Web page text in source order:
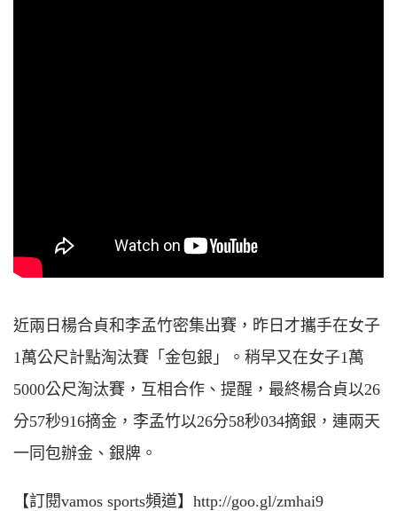
近兩日楊合貞和李孟竹密集出賽，昨日才攜手在女子
1萬公尺計點淘汰賽「金包銀」。稍早又在女子1萬
5000公尺淘汰賽，互相合作、提醒，最終楊合貞以26
分57秒916摘金，李孟竹以26分58秒034摘銀，連兩天
一同包辦金、銀牌。
【訂閱vamos sports頻道】http://goo.gl/zmhai9